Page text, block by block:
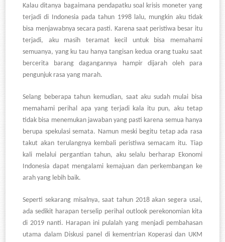
Kalau ditanya bagaimana pendapatku soal krisis moneter yang
terjadi di Indonesia pada tahun 1998 lalu, mungkin aku tidak
bisa menjawabnya secara pasti. Karena saat peristiwa besar itu
terjadi, aku masih teramat kecil untuk bisa memahami
semuanya, yang ku tau hanya tangisan kedua orang tuaku saat
bercerita barang dagangannya hampir dijarah oleh para
pengunjuk rasa yang marah.
Selang beberapa tahun kemudian, saat aku sudah mulai bisa
memahami perihal apa yang terjadi kala itu pun, aku tetap
tidak bisa menemukan jawaban yang pasti karena semua hanya
berupa spekulasi semata. Namun meski begitu tetap ada rasa
takut akan terulangnya kembali peristiwa semacam itu. Tiap
kali melalui pergantian tahun, aku selalu berharap Ekonomi
Indonesia dapat mengalami kemajuan dan perkembangan ke
arah yang lebih baik.
Seperti sekarang misalnya, saat tahun 2018 akan segera usai,
ada sedikit harapan terselip perihal outlook perekonomian kita
di 2019 nanti. Harapan ini pulalah yang menjadi pembahasan
utama dalam Diskusi panel di kementrian Koperasi dan UKM